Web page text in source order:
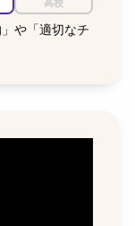
高校
や「適切なチ